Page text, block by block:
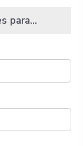
para...